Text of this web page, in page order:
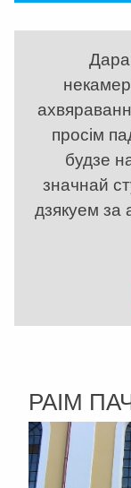
просім
будзе
значнай
дзякуем за
РАІМ